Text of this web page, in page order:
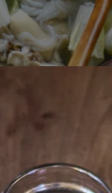
用4～5人的9號鍋，這